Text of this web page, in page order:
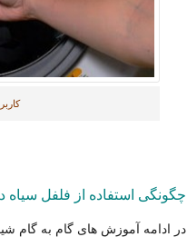
چگونگی استفاده از فلفل
در ادامه آموزش های گام به گام